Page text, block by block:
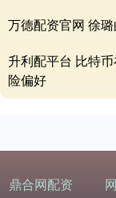
万德配资官网 徐
升利配平台 比特
险偏好
鼎合网配资